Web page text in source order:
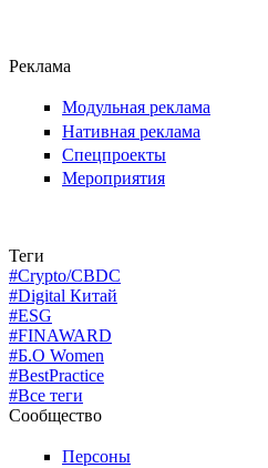
Реклама
Модульная реклама
Нативная реклама
Спецпроекты
Мероприятия
Теги
#Crypto/CBDC
#Digital Китай
#ESG
#FINAWARD
#Б.О Women
#BestPractice
#Все теги
Сообщество
Персоны